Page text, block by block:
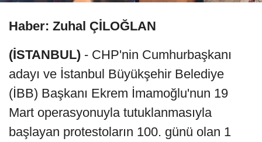
Haber: Zuhal ÇİLOĞLAN
(İSTANBUL) - CHP'nin Cumhurbaşkanı
adayı ve İstanbul Büyükşehir Belediye
(İBB) Başkanı Ekrem İmamoğlu'nun 19
Mart operasyonuyla tutuklanmasıyla
başlayan protestoların 100. günü olan 1